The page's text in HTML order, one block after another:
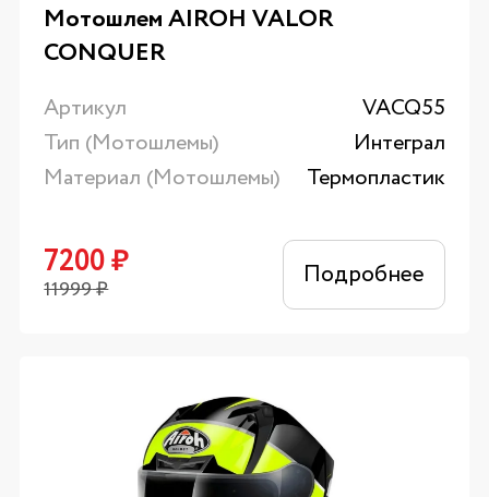
Мотошлем AIROH VALOR
CONQUER
Артикул
VACQ55
Тип (Мотошлемы)
Интеграл
Материал (Мотошлемы)
Термопластик
7200₽
11999₽ Подробнее